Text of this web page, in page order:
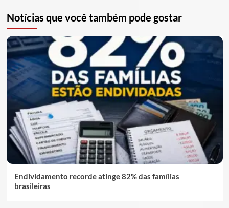
Notícias que você também pode gostar
Endividamento recorde atinge 82% das famílias
brasileiras